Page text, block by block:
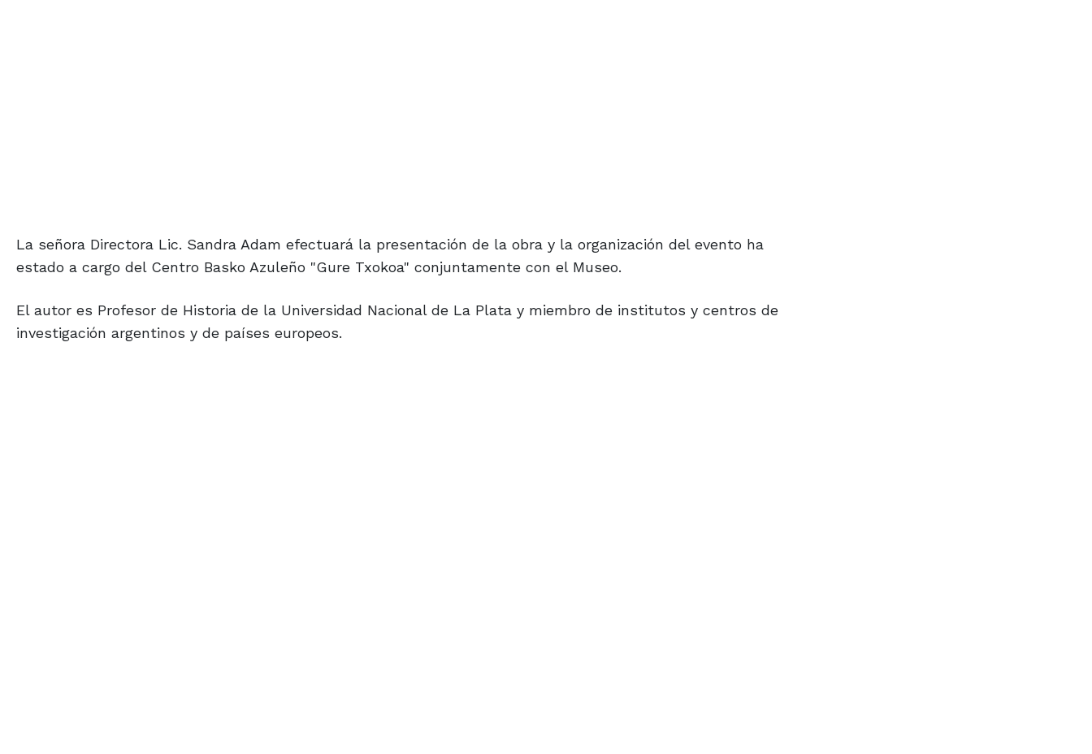
La señora Directora Lic. Sandra Adam efectuará la presentación de la obra y la organización del evento ha
estado a cargo del Centro Basko Azuleño "Gure Txokoa" conjuntamente con el Museo.
El autor es Profesor de Historia de la Universidad Nacional de La Plata y miembro de institutos y centros de
investigación argentinos y de países europeos.